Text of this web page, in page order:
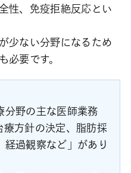
性、免疫拒絶反応とい
少ない分野になるため
必要です。
分野の主な医師業務
療方針の決定、脂肪採
過観察など」があり